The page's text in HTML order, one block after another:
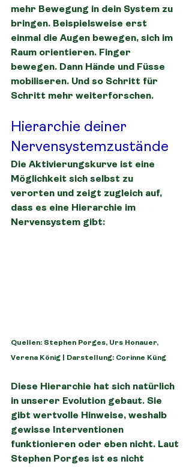
mehr Bewegung in dein System zu
bringen. Beispielsweise erst
einmal die Augen bewegen, sich im
Raum orientieren. Finger
bewegen. Dann Hände und Füsse
mobiliseren. Und so Schritt für
Schritt mehr weiterforschen.
Hierarchie deiner
Nervensystemzustände
Die Aktivierungskurve ist eine
Möglichkeit sich selbst zu
verorten und zeigt zugleich auf,
dass es eine Hierarchie im
Nervensystem gibt:
Quellen: Stephen Porges, Urs Honauer,
Verena König | Darstellung: Corinne Küng
Diese Hierarchie hat sich natürlich
in unserer Evolution gebaut. Sie
gibt wertvolle Hinweise, weshalb
gewisse Interventionen
funktionieren oder eben nicht. Laut
Stephen Porges ist es nicht